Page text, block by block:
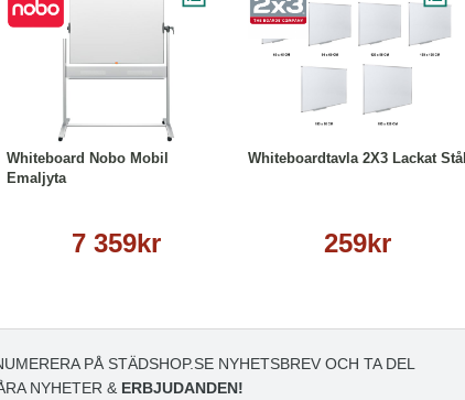
Whiteboard Nobo Mobil
Emaljyta
7 359kr
Whiteboardtavla 2X3 Lackat Stål
259kr
Läs mer
PÅ STÄDSHOP.SE NYHETSBREV OCH TA DEL
NYHETER & ERBJUDANDEN!